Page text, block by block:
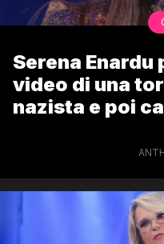
Serena
video di una
nazista e poi